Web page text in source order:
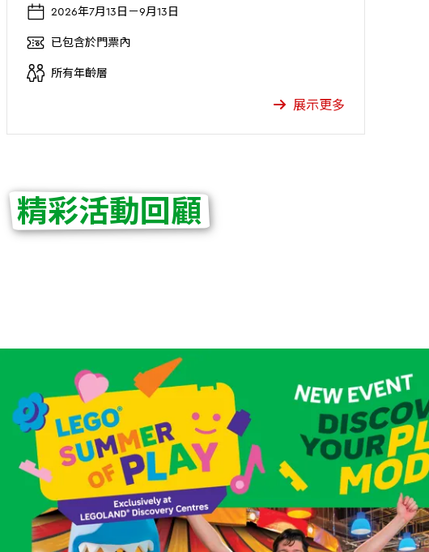
2026年7月13日－9月13日
已包含於門票內
所有年齡層
展示更多
精彩活動回顧